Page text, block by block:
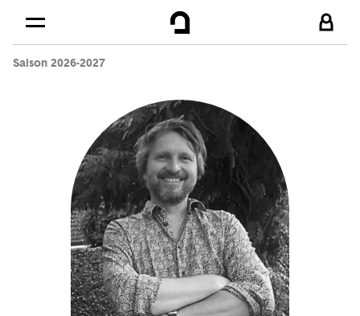
Skip to
Saison 2026-2027